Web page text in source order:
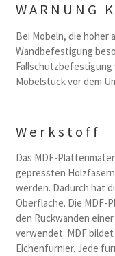
WARNUNG
Bei Mobeln, die hoher
Wandbefestigung
Mobelstuck vor dem
Werkstoff
Das MDF-
gepressten
werden. Dadurch hat
Oberflache. Die MDF-
den Ruckwanden
verwendet. MDF
Eichenfurnier. Jede